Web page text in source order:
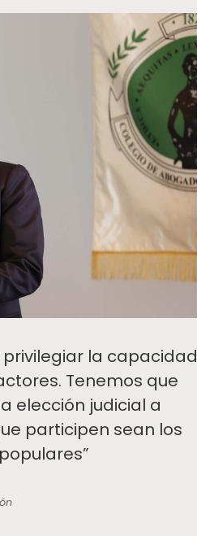
la capacidad
Tenemos que
elección judicial a
participen sean los